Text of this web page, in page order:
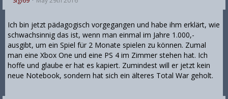
Ich bin jetzt pädagogisch vorgegangen und habe ihm erklärt, wie
schwachsinnig das ist, wenn man einmal im Jahre 1.000,-
ausgibt, um ein Spiel für 2 Monate spielen zu können. Zumal
man eine Xbox One und eine PS 4 im Zimmer stehen hat. Ich
hoffe und glaube er hat es kapiert. Zumindest will er jetzt kein
neue Notebook, sondern hat sich ein älteres Total War geholt.